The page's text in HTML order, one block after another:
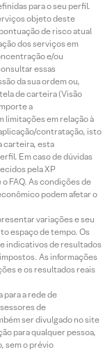
para o seu perfil.
objeto deste
de risco atual
dos serviços em
e/ou
essas
da sua ordem ou,
de carteira (Visão
a
limitações em relação à
contratação, isto
carteira, esta
Em caso de dúvidas
pela XP
FAQ. As condições de
podem afetar o
variações e seu
espaço de tempo. Os
indicativos de resultados
As informações
e os resultados reais
a rede de
de
ser divulgado no site
para qualquer pessoa,
sem o prévio